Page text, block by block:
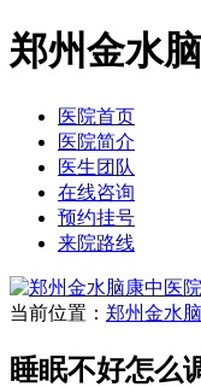
郑州金水
医院首页
医院简介
医生团队
在线咨询
预约挂号
来院路线
当前位置： 郑州金水
睡眠不好怎么